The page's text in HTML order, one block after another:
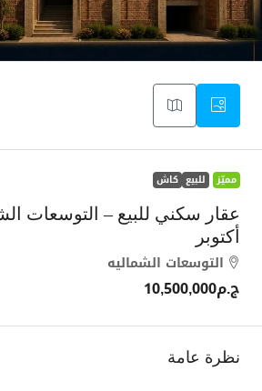
مميّز للبيع كاش
أكتوبر
التوسعات الشماليه
ج.م10,500,000
نظرة عامة